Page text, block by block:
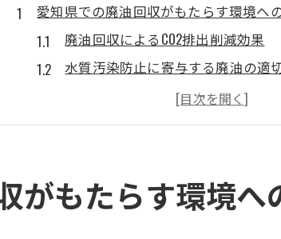
愛知県での廃油回収がもたらす環境へ
廃油回収によるCO2排出削減効果
水質汚染防止に寄与する廃油の適
自然資源の保護と廃油再利用の関係
生態系に優しい廃油回収の技術革
持続可能な未来を支える廃油回収
廃油を資源に変える愛知県の新たなサ
がもたらす環境へ